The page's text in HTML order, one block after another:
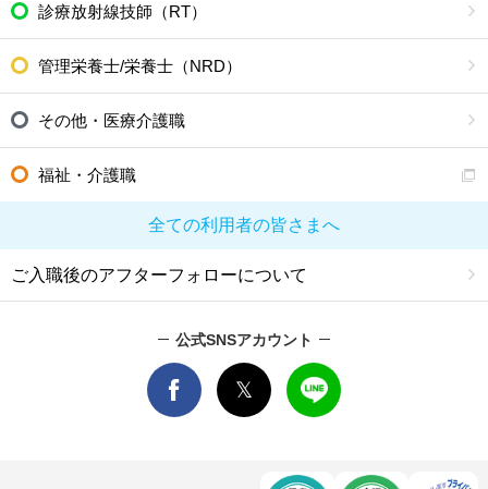
診療放射線技師（RT）
管理栄養士/栄養士（NRD）
その他・医療介護職
福祉・介護職
全ての利用者の皆さまへ
ご入職後のアフターフォローについて
公式SNSアカウント